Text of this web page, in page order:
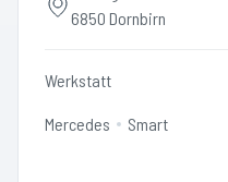
6850 Dornbirn
Werkstatt
Mercedes Smart